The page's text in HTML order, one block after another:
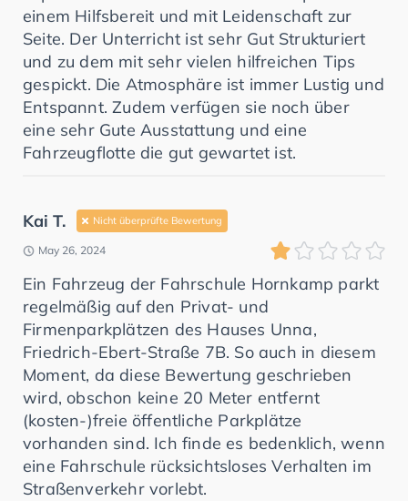
einem Hilfsbereit und mit Leidenschaft zur
Seite. Der Unterricht ist sehr Gut Strukturiert
und zu dem mit sehr vielen hilfreichen Tips
gespickt. Die Atmosphäre ist immer Lustig und
Entspannt. Zudem verfügen sie noch über
eine sehr Gute Ausstattung und eine
Fahrzeugflotte die gut gewartet ist.
Kai T. Nicht überprüfte Bewertung
May 26, 2024
Ein Fahrzeug der Fahrschule Hornkamp parkt
regelmäßig auf den Privat- und
Firmenparkplätzen des Hauses Unna,
Friedrich-Ebert-Straße 7B. So auch in diesem
Moment, da diese Bewertung geschrieben
wird, obschon keine 20 Meter entfernt
(kosten-)freie öffentliche Parkplätze
vorhanden sind. Ich finde es bedenklich, wenn
eine Fahrschule rücksichtsloses Verhalten im
Straßenverkehr vorlebt.